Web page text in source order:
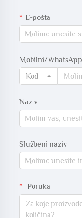
E-pošta
Mobilni/WhatsApp
Kod
Naziv
Službeni naziv
Poruka